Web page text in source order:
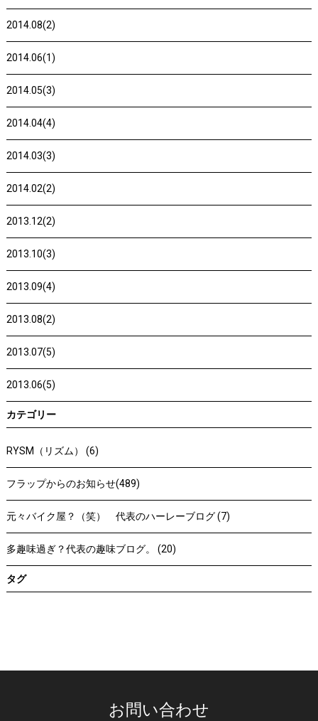
2014.08(2)
2014.06(1)
2014.05(3)
2014.04(4)
2014.03(3)
2014.02(2)
2013.12(2)
2013.10(3)
2013.09(4)
2013.08(2)
2013.07(5)
2013.06(5)
カテゴリー
RYSM（リズム） (6)
フラップからのお知らせ(489)
元々バイク屋？（笑） 代表のハーレーブログ (7)
多趣味過ぎ？代表の趣味ブログ。 (20)
タグ
お問い合わせ